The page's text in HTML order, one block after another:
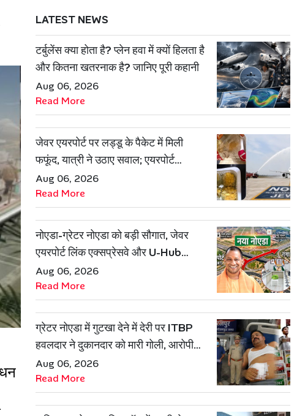
LATEST NEWS
टर्बुलेंस क्या होता है? प्लेन हवा में क्यों हिलता है
और कितना खतरनाक है? जानिए पूरी कहानी
Aug 06, 2026
Read More
जेवर एयरपोर्ट पर लड्डू के पैकेट में मिली
फफूंद, यात्री ने उठाए सवाल; एयरपोर्ट
प्रबंधन ने दिया जवाब
Aug 06, 2026
Read More
नोएडा-ग्रेटर नोएडा को बड़ी सौगात, जेवर
एयरपोर्ट लिंक एक्सप्रेसवे और U-Hub
प्रोजेक्ट को मिली मंजूरी
Aug 06, 2026
Read More
ग्रेटर नोएडा में गुटखा देने में देरी पर ITBP
हवलदार ने दुकानदार को मारी गोली, आरोपी
गिरफ्तार
Aug 06, 2026
Read More